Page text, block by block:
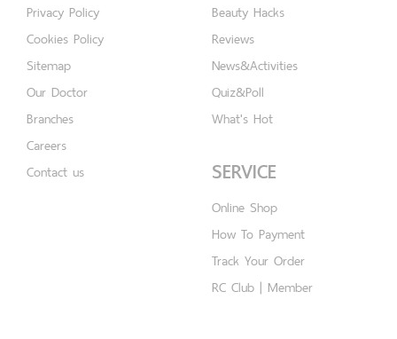
Privacy Policy
Cookies Policy
Sitemap
Our Doctor
Branches
Careers
Contact us
Beauty Hacks
Reviews
News&Activities
Quiz&Poll
What's Hot
SERVICE
Online Shop
How To Payment
Track Your Order
RC Club | Member